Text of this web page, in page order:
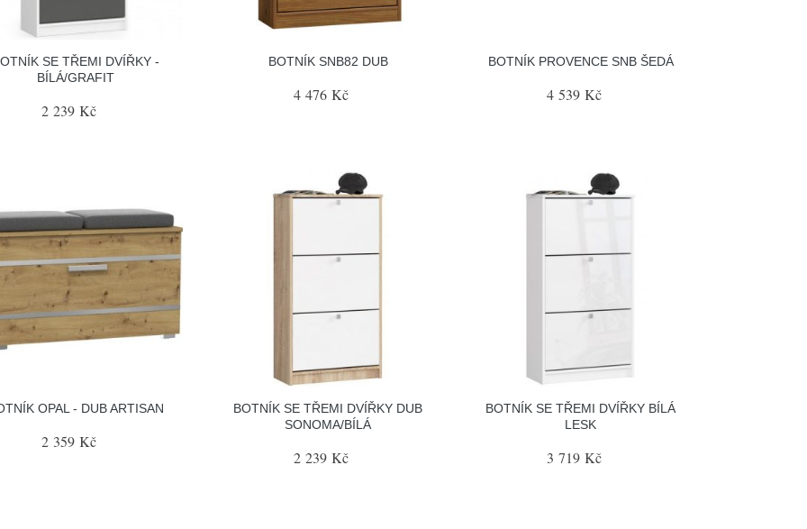
SE TŘEMI DVÍŘKY -
BÍLÁ/GRAFIT
2 239 Kč
BOTNÍK SNB82 DUB
4 476 Kč
BOTNÍK PROVENCE SNB ŠEDÁ
4 539 Kč
OPAL - DUB ARTISAN
2 359 Kč
BOTNÍK SE TŘEMI DVÍŘKY DUB
SONOMA/BÍLÁ
2 239 Kč
BOTNÍK SE TŘEMI DVÍŘKY BÍLÁ
LESK
3 719 Kč